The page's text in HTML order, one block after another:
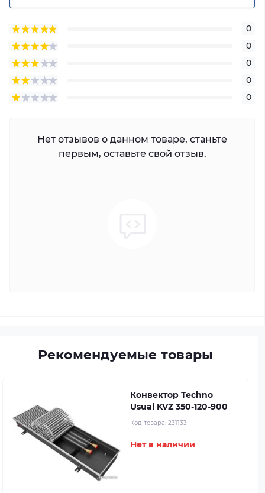
0
0
0
0
0
Нет отзывов о данном товаре, станьте
первым, оставьте свой отзыв.
Рекомендуемые товары
Конвектор Techno
Usual KVZ 350-120-900
Код товара: 231133
Нет в наличии